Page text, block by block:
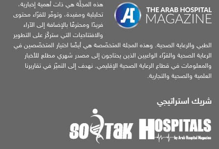
هذه المجلّة هي ذات أهمية إخبارية،
تحليلية ومفيدة، وتوفّر للقرّاء محتوى
فريدًا ومحترفًا بالإضافة إلى الآراء
والافتتاحيات التي ستركّز على التطوير
الطبي والرعاية الصحية. وهذه المجلة المتخصّصة هي أيضًا اختيار المتخصّصين في
الرعاية الصحية والقرّاء الواعيين الذين يحتاجون إلى مصدر شهري مطلع للأخبار
والمعلومات في قطاع الرعاية الصحية الإقليمي. نهدف إلى التميّز في تقاريرنا
العلمية والصحية والتجارية.
شريك استراتيجي